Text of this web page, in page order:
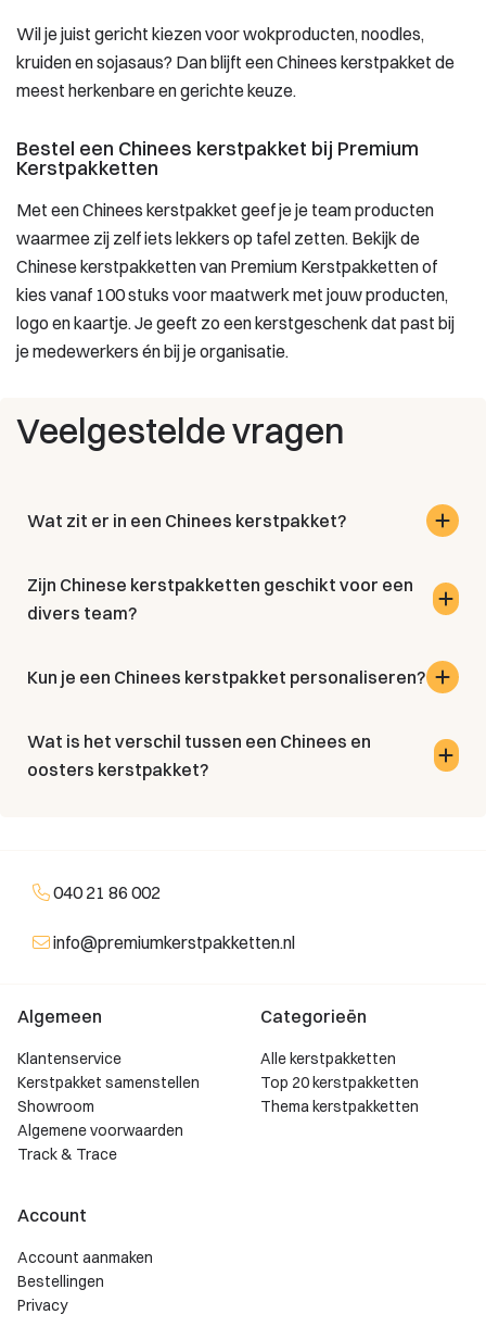
Wil je juist gericht kiezen voor wokproducten, noodles,
kruiden en sojasaus? Dan blijft een Chinees kerstpakket de
meest herkenbare en gerichte keuze.
Bestel een Chinees kerstpakket bij Premium
Kerstpakketten
Met een Chinees kerstpakket geef je je team producten
waarmee zij zelf iets lekkers op tafel zetten. Bekijk de
Chinese kerstpakketten van Premium Kerstpakketten of
kies vanaf 100 stuks voor maatwerk met jouw producten,
logo en kaartje. Je geeft zo een kerstgeschenk dat past bij
je medewerkers én bij je organisatie.
Veelgestelde vragen
Wat zit er in een Chinees kerstpakket?
Zijn Chinese kerstpakketten geschikt voor een
divers team?
Kun je een Chinees kerstpakket personaliseren?
Wat is het verschil tussen een Chinees en
oosters kerstpakket?
040 21 86 002
info@premiumkerstpakketten.nl
Algemeen
Klantenservice
Kerstpakket samenstellen
Showroom
Algemene voorwaarden
Track & Trace
Categorieën
Alle kerstpakketten
Top 20 kerstpakketten
Thema kerstpakketten
Account
Account aanmaken
Bestellingen
Privacy